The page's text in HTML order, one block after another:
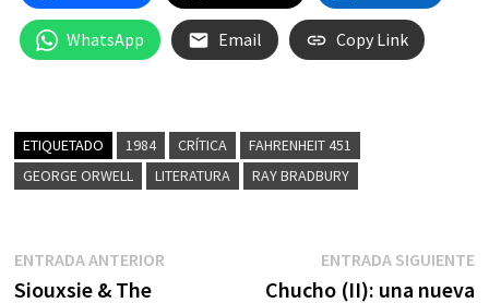
WhatsApp Email Copy Link
ETIQUETADO 1984 CRÍTICA
FAHRENHEIT 451
GEORGE ORWELL
LITERATURA RAY BRADBURY
Navegación
ENTRADA ANTERIOREntrada
Siouxsie & The
ENTRADA SIGUIENTE
Chucho (II): una nueva